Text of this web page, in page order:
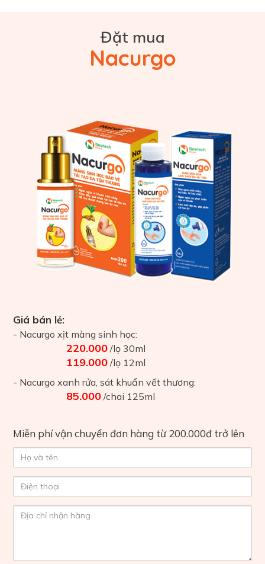
Đặt mua
Nacurgo
Giá bán lẻ:
- Nacurgo xịt màng sinh học:
220.000 /lọ 30ml
119.000 /lọ 12ml
- Nacurgo xanh rửa, sát khuẩn vết thương:
85.000 /chai 125ml
Miễn phí vận chuyển đơn hàng từ 200.000đ trở lên